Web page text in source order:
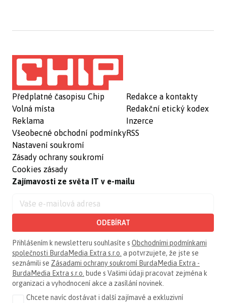
Předplatné časopisu Chip
Volná místa
Reklama
Všeobecné obchodní podmínky
Nastavení soukromí
Zásady ochrany soukromí
Cookies zásady
Redakce a kontakty
Redakční etický kodex
Inzerce
RSS
Zajímavosti ze světa IT v e-mailu
ODEBÍRAT
Přihlášením k newsletteru souhlasíte s Obchodními podmínkami
společnosti BurdaMedia Extra s.r.o. a potvrzujete, že jste se
seznámili se Zásadami ochrany soukromí BurdaMedia Extra -
BurdaMedia Extra s.r.o. bude s Vašimi údaji pracovat zejména k
organizaci a vyhodnocení akce a zasílání novinek.
Chcete navíc dostávat i další zajímavé a exkluzivní